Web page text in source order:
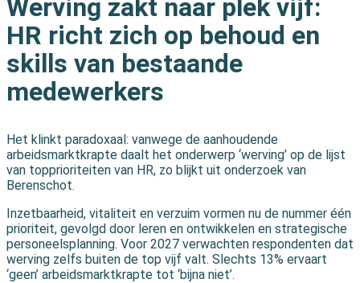
Werving zakt naar plek vijf:
HR richt zich op behoud en
skills van bestaande
medewerkers
Het klinkt paradoxaal: vanwege de aanhoudende
arbeidsmarktkrapte daalt het onderwerp ‘werving’ op de lijst
van topprioriteiten van HR, zo blijkt uit onderzoek van
Berenschot.
Inzetbaarheid, vitaliteit en verzuim vormen nu de nummer één
prioriteit, gevolgd door leren en ontwikkelen en strategische
personeelsplanning. Voor 2027 verwachten respondenten dat
werving zelfs buiten de top vijf valt. Slechts 13% ervaart
‘geen’ arbeidsmarktkrapte tot ‘bijna niet’.